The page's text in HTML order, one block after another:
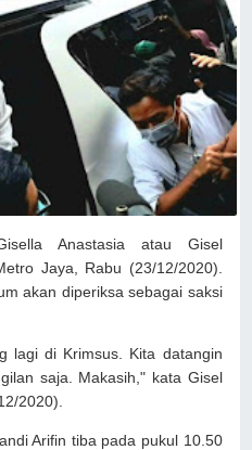
Anastasia atau Gisel
Jaya, Rabu (23/12/2020).
akan diperiksa sebagai saksi
lagi di Krimsus. Kita datangin
saja. Makasih," kata Gisel
2020).
Arifin tiba pada pukul 10.50